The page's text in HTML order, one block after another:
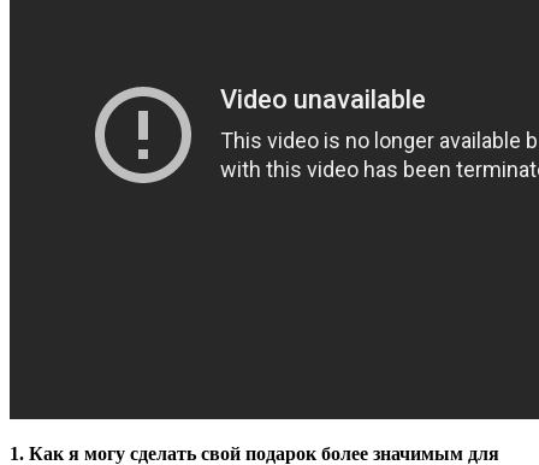
1. Как я могу сделать свой подарок более значимым для